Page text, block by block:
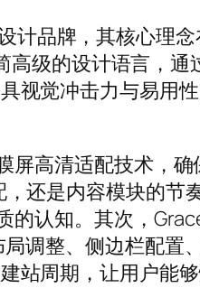
计品牌，其核心理念
高级的设计语言，通
视觉冲击力与易用
屏高清适配技术，确
还是内容模块的节
的认知。其次，
调整、侧边栏配置
站周期，让用户能